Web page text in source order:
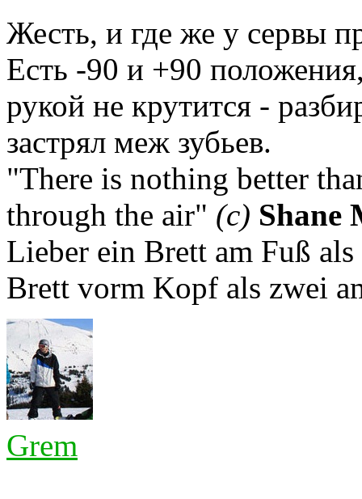
Жесть, и где же у сервы
Есть -90 и +90
рукой не крутится -
застрял меж зубьев.
"There is nothing better
through the air" (с) Shane
Lieber ein Brett am Fuß
Brett vorm Kopf als zwei
Grem